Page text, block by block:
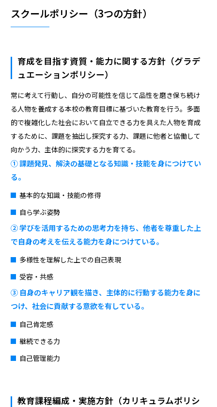
スクールポリシー（3つの方針）
育成を目指す資質・能力に関する方針（グラデ
ュエーションポリシー）
常に考えて行動し、自分の可能性を信じて品性を磨き保ち続け
る人物を養成する本校の教育目標に基づいた教育を行う。多面
的で複雑化した社会において自立できる力を具えた人物を育成
するために、課題を抽出し探究する力、課題に他者と協働して
向かう力、主体的に探究する力を育てる。
① 課題発見、解決の基礎となる知識・技能を身につけてい
る。
基本的な知識・技能の修得
自ら学ぶ姿勢
② 学びを活用するための思考力を持ち、他者を尊重した上
で自身の考えを伝える能力を身につけている。
多様性を理解した上での自己表現
受容・共感
③ 自身のキャリア観を描き、主体的に行動する能力を身に
つけ、社会に貢献する意欲を有している。
自己肯定感
継続できる力
自己管理能力
教育課程編成・実施方針（カリキュラムポリシ